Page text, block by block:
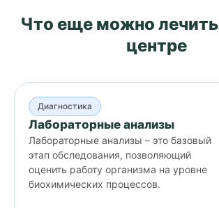
Что еще можно лечить
центре
Диагностика
Лабораторные анализы
Лабораторные анализы – это базовый
этап обследования, позволяющий
оценить работу организма на уровне
биохимических процессов.